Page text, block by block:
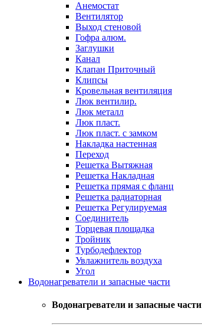
Анемостат
Вентилятор
Выход стеновой
Гофра алюм.
Заглушки
Канал
Клапан Приточный
Клипсы
Кровельная вентиляция
Люк вентилир.
Люк металл
Люк пласт.
Люк пласт. с замком
Накладка настенная
Переход
Решетка Вытяжная
Решетка Накладная
Решетка прямая с фланц
Решетка радиаторная
Решетка Регулируемая
Соединитель
Торцевая площадка
Тройник
Турбодефлектор
Увлажнитель воздуха
Угол
Водонагреватели и запасные части
Водонагреватели и запасные части